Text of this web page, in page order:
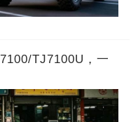
TJ7100U，一